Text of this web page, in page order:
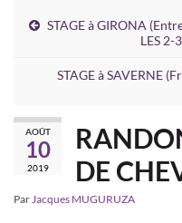
STAGE à GIRONA
LES 2-
STAGE à SAVERNE
AOÛT
10
2019
DE
ParJacques MUGURUZA